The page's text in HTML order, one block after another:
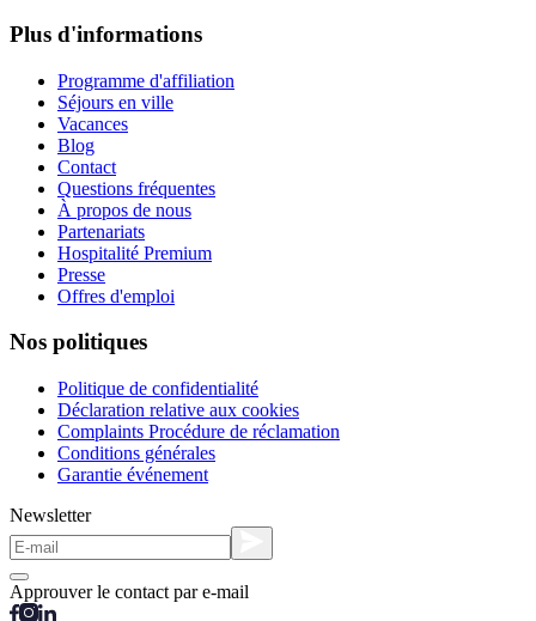
Plus d'informations
Programme d'affiliation
Séjours en ville
Vacances
Blog
Contact
Questions fréquentes
À propos de nous
Partenariats
Hospitalité Premium
Presse
Offres d'emploi
Nos politiques
Politique de confidentialité
Déclaration relative aux cookies
Complaints Procédure de réclamation
Conditions générales
Garantie événement
Newsletter
Approuver le contact par e-mail